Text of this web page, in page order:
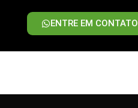
ENTRE EM CONTATO